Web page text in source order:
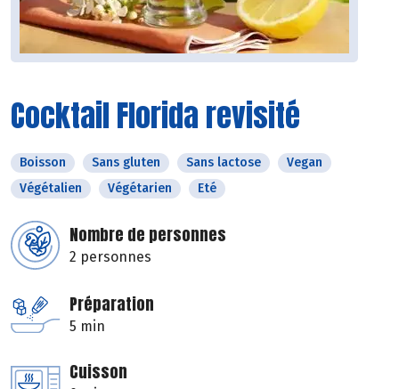
Cocktail Florida revisité
Boisson Sans gluten Sans lactose
Vegan
Végétalien
Végétarien Eté
Nombre de personnes
2 personnes
Préparation
5 min
Cuisson